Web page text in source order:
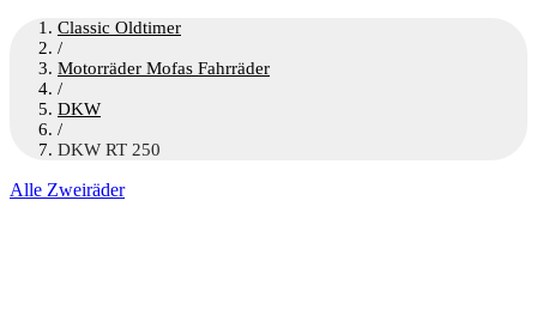
nach:
Classic Oldtimer
/
Motorräder Mofas Fahrräder
/
DKW
/
DKW RT 250
Alle Zweiräder